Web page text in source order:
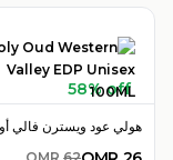
58% off